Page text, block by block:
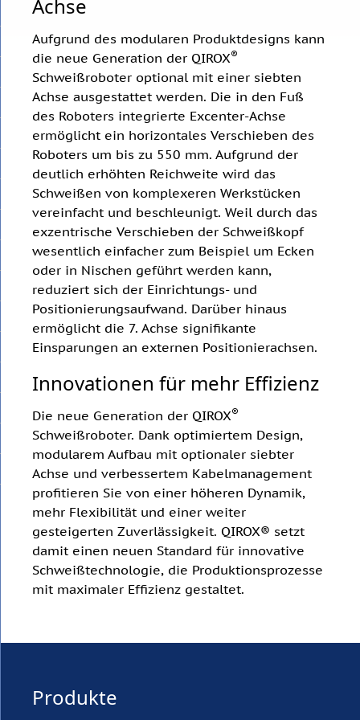
Achse
Aufgrund des modularen Produktdesigns kann
die neue Generation der QIROX®
Schweißroboter optional mit einer siebten
Achse ausgestattet werden. Die in den Fuß
des Roboters integrierte Excenter-Achse
ermöglicht ein horizontales Verschieben des
Roboters um bis zu 550 mm. Aufgrund der
deutlich erhöhten Reichweite wird das
Schweißen von komplexeren Werkstücken
vereinfacht und beschleunigt. Weil durch das
exzentrische Verschieben der Schweißkopf
wesentlich einfacher zum Beispiel um Ecken
oder in Nischen geführt werden kann,
reduziert sich der Einrichtungs- und
Positionierungsaufwand. Darüber hinaus
ermöglicht die 7. Achse signifikante
Einsparungen an externen Positionierachsen.
Innovationen für mehr Effizienz
Die neue Generation der QIROX®
Schweißroboter. Dank optimiertem Design,
modularem Aufbau mit optionaler siebter
Achse und verbessertem Kabelmanagement
profitieren Sie von einer höheren Dynamik,
mehr Flexibilität und einer weiter
gesteigerten Zuverlässigkeit. QIROX® setzt
damit einen neuen Standard für innovative
Schweißtechnologie, die Produktionsprozesse
mit maximaler Effizienz gestaltet.
Produkte